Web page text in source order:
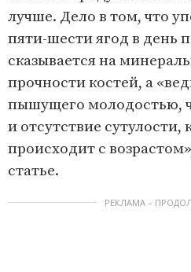
лучше. Дело в том, что
пяти-шести ягод в день
сказывается на
прочности костей, а
пышущего молодостью,
и отсутствие сутулости,
происходит с
статье.
РЕКЛАМА –